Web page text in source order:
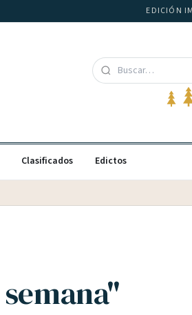
EDICIÓN
Clasificados Edictos